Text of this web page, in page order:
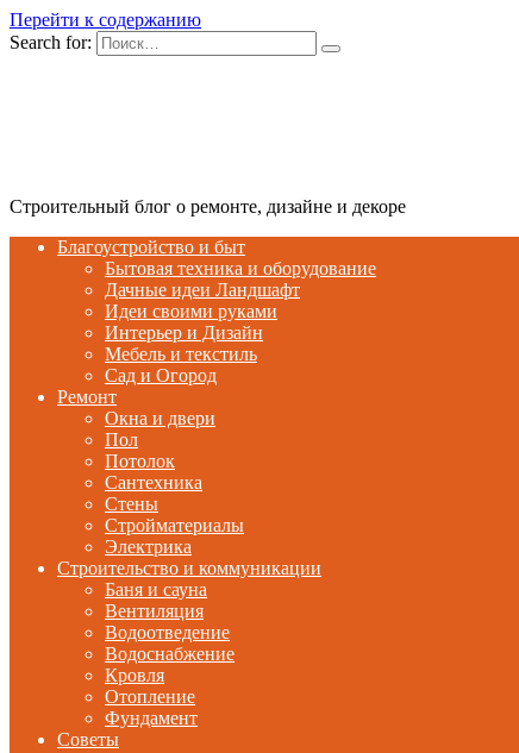
Перейти к содержанию
Search for:
Строительный блог о ремонте, дизайне и декоре
Благоустройство и быт
Бытовая техника и оборудование
Дачные идеи Ландшафт
Идеи своими руками
Интерьер и Дизайн
Мебель и текстиль
Сад и Огород
Ремонт
Окна и двери
Пол
Потолок
Сантехника
Стены
Стройматериалы
Электрика
Строительство и коммуникации
Баня и сауна
Вентиляция
Водоотведение
Водоснабжение
Кровля
Отопление
Фундамент
Советы